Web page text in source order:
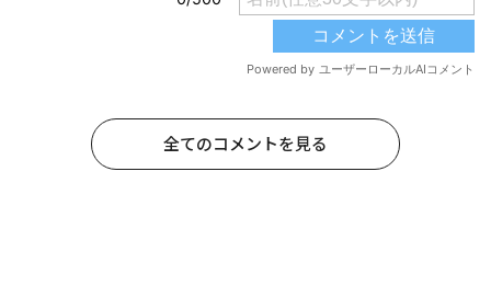
全てのコメントを見る